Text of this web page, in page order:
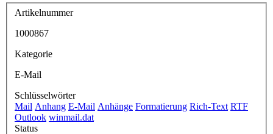
Artikelnummer
1000867
Kategorie
E-Mail
Schlüsselwörter
Mail Anhang E-Mail Anhänge Formatierung Rich-Text RTF
Outlook winmail.dat
Status